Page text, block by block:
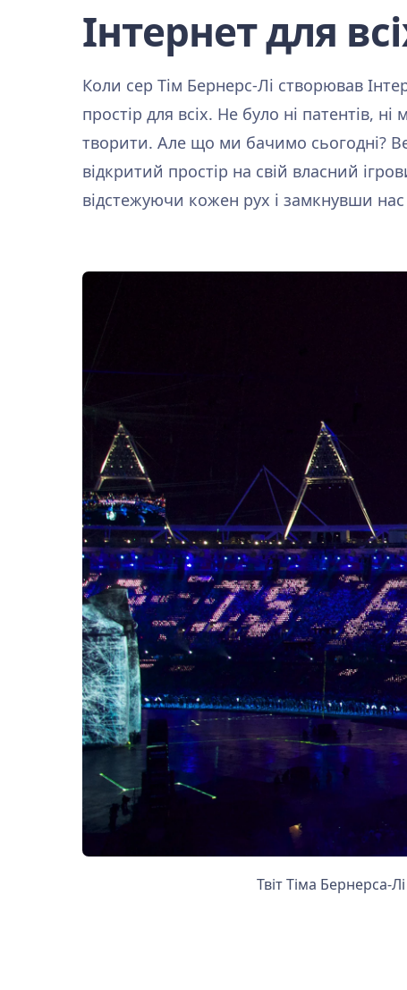
Інтернет для
Коли сер Тім Бернерс-Лі створював
простір для всіх. Не було ні патентів,
творити. Але що ми бачимо сьогодні?
відкритий простір на свій власний
відстежуючи кожен рух і замкнувши нас
Твіт Тіма Бернерса-